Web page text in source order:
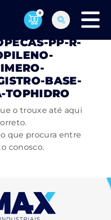
0
PP-R-
BASE-
TOPHIDRO
o trouxe até aqui
que procura entre
conosco.